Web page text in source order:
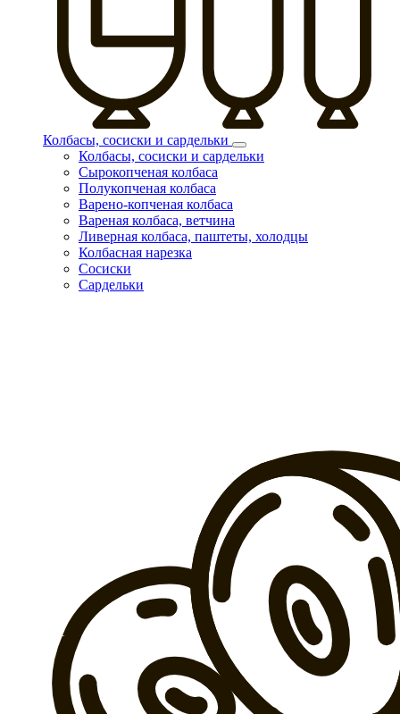
Колбасы, сосиски и сардельки
Колбасы, сосиски и сардельки
Сырокопченая колбаса
Полукопченая колбаса
Варено-копченая колбаса
Вареная колбаса, ветчина
Ливерная колбаса, паштеты, холодцы
Колбасная нарезка
Сосиски
Сардельки